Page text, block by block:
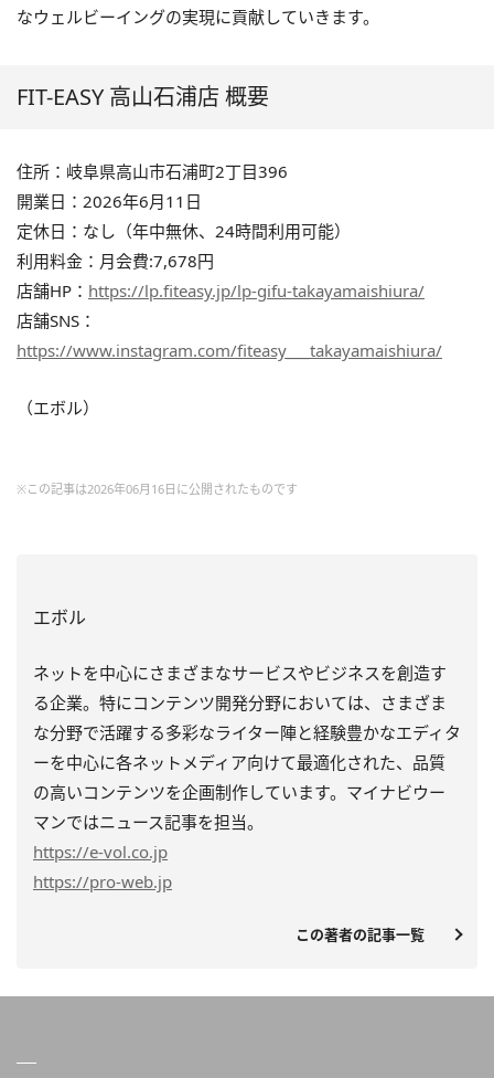
なウェルビーイングの実現に貢献していきます。
FIT-EASY 高山石浦店 概要
住所：岐阜県高山市石浦町2丁目396
開業日：2026年6月11日
定休日：なし（年中無休、24時間利用可能）
利用料金：月会費:7,678円
店舗HP： https://lp.fiteasy.jp/lp-gifu-takayamaishiura/
店舗SNS：
https://www.instagram.com/fiteasy___takayamaishiura/
（エボル）
※この記事は2026年06月16日に公開されたものです
エボル
ネットを中心にさまざまなサービスやビジネスを創造す
る企業。特にコンテンツ開発分野においては、さまざま
な分野で活躍する多彩なライター陣と経験豊かなエディタ
ーを中心に各ネットメディア向けて最適化された、品質
の高いコンテンツを企画制作しています。マイナビウー
マンではニュース記事を担当。
https://e-vol.co.jp
https://pro-web.jp
この著者の記事一覧